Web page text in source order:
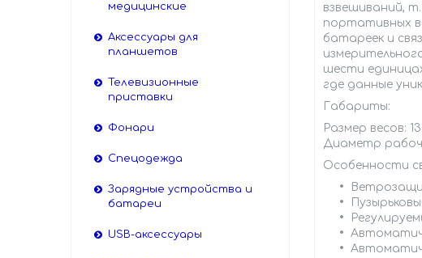
взвешиваний,
портативных
батареек и
шести
где данные
Габариты:
Размер весов:
Диаметр
Особенности
медицинские
Аксессуары для
планшетов
Телевизионные
приставки
Фонари
Спецодежда
Зарядные устройства и
батареи
USB-аксессуары